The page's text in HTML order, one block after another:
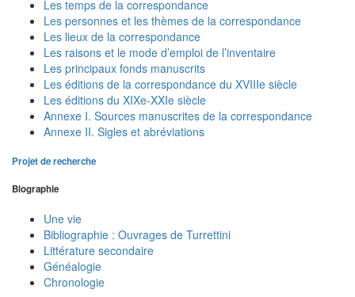
Les temps de la correspondance
Les personnes et les thèmes de la correspondance
Les lieux de la correspondance
Les raisons et le mode d’emploi de l’inventaire
Les principaux fonds manuscrits
Les éditions de la correspondance du XVIIIe siècle
Les éditions du XIXe-XXIe siècle
Annexe I. Sources manuscrites de la correspondance
Annexe II. Sigles et abréviations
Projet de recherche
Biographie
Une vie
Bibliographie : Ouvrages de Turrettini
Littérature secondaire
Généalogie
Chronologie